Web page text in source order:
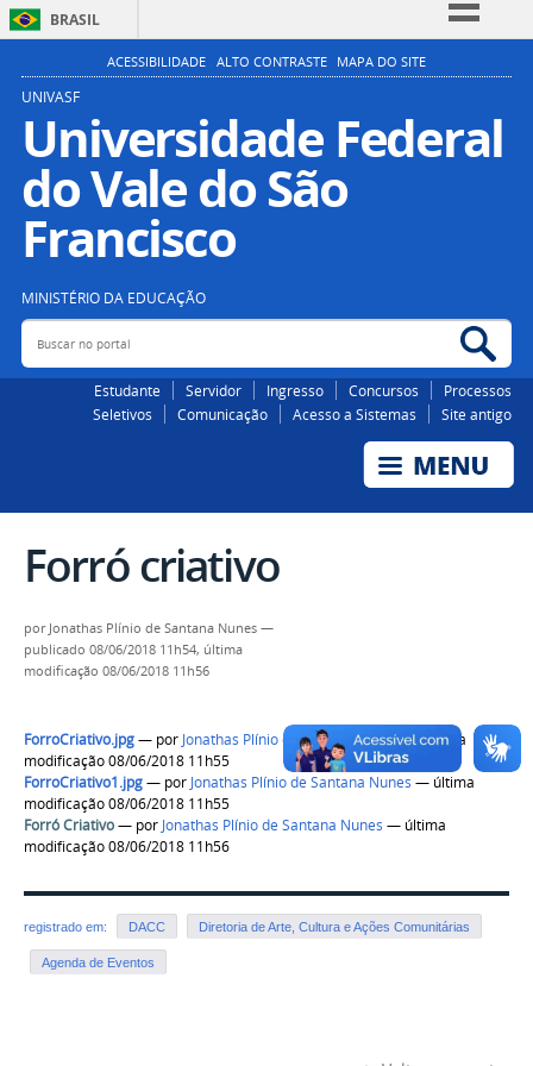
BRASIL
Simplifique!
Participe
Acesso à informação
Legislação
ACESSIBILIDADE ALTO CONTRASTE MAPA DO SITE
UNIVASF
Universidade Federal
do Vale do São
Francisco
MINISTÉRIO DA EDUCAÇÃO
Buscar no portal
Estudante Servidor Ingresso Concursos
Processos
Seletivos
Comunicação Acesso a Sistemas Site antigo
Forró criativo
por Jonathas Plínio de Santana Nunes —
publicado 08/06/2018 11h54, última
modificação 08/06/2018 11h56
ForroCriativo.jpg— por Jonathas Plínio de Santana Nunes— última
modificação 08/06/2018 11h55
ForroCriativo1.jpg— por Jonathas Plínio de Santana Nunes — última
modificação 08/06/2018 11h55
Forró Criativo— por Jonathas Plínio de Santana Nunes — última
modificação 08/06/2018 11h56
registrado em: DACC Diretoria de Arte, Cultura e Ações Comunitárias
Agenda de Eventos